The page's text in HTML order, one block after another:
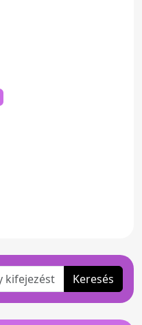
Keresés